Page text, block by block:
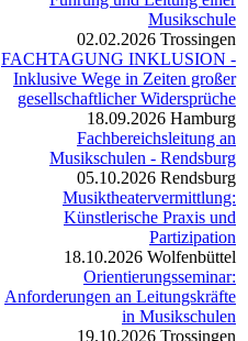
Musikschule
02.02.2026 Trossingen
FACHTAGUNG INKLUSION -
Inklusive Wege in Zeiten großer
gesellschaftlicher Widersprüche
18.09.2026 Hamburg
Fachbereichsleitung an
Musikschulen - Rendsburg
05.10.2026 Rendsburg
Musiktheatervermittlung:
Künstlerische Praxis und
Partizipation
18.10.2026 Wolfenbüttel
Orientierungsseminar:
Anforderungen an Leitungskräfte
in Musikschulen
19.10.2026 Trossingen